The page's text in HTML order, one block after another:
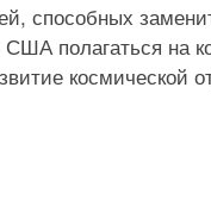
способных
США полагаться
космической